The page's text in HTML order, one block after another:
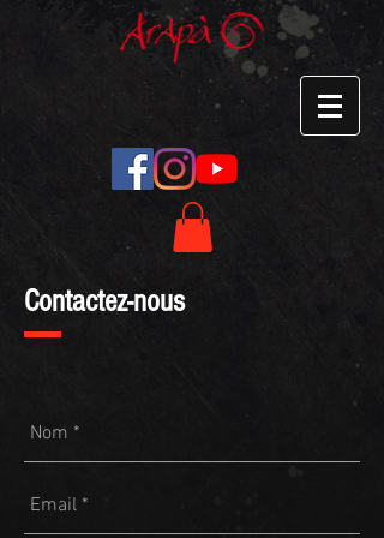
Contactez-nous